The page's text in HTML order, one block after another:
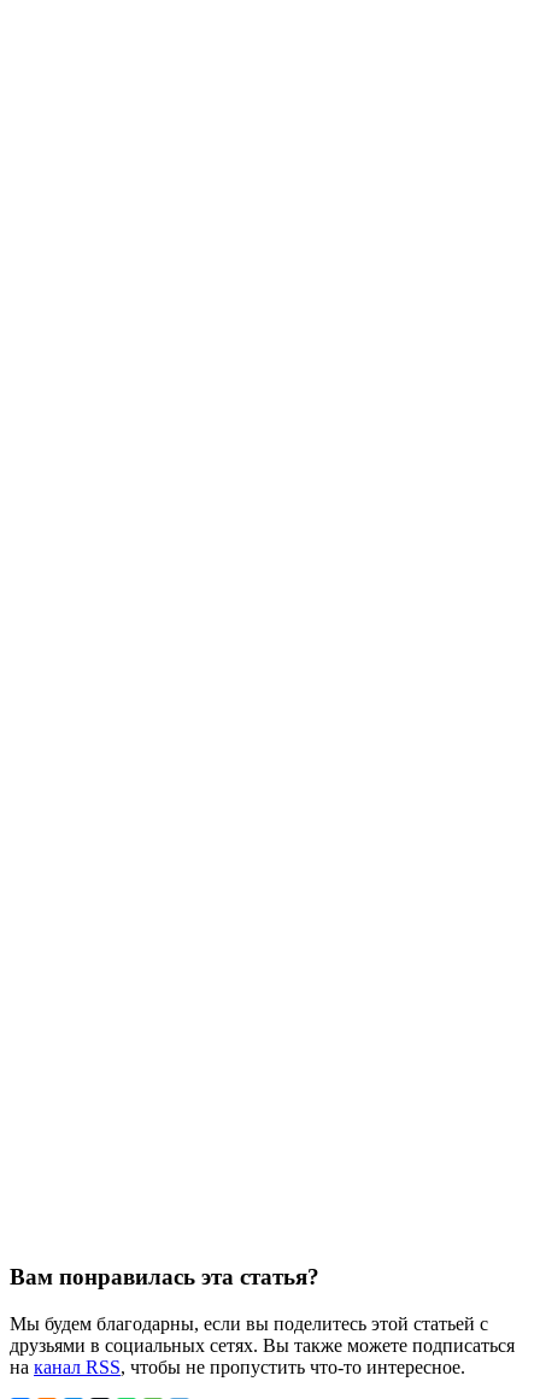
Вам понравилась эта статья?
Мы будем благодарны, если вы поделитесь этой статьей с
друзьями в социальных сетях. Вы также можете подписаться
на канал RSS, чтобы не пропустить что-то интересное.